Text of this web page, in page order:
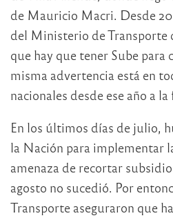
de Mauricio Macri. Desde
del Ministerio de Transporte
que hay que tener Sube para
misma advertencia está en
nacionales desde ese año a la
En los últimos días de julio,
la Nación para implementar
amenaza de recortar
agosto no sucedió. Por
Transporte aseguraron que